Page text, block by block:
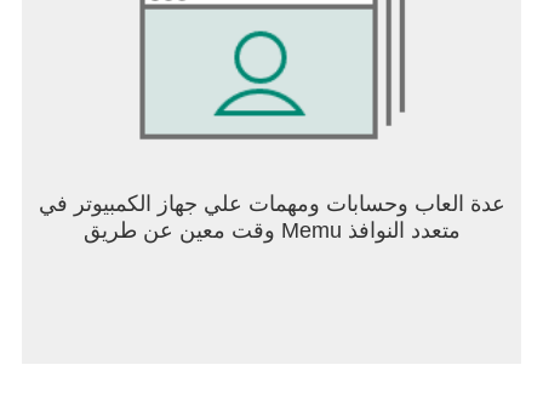
عدة العاب وحسابات ومهمات علي جهاز الكمبيوتر في
وقت معين عن طريق Memu متعدد النوافذ